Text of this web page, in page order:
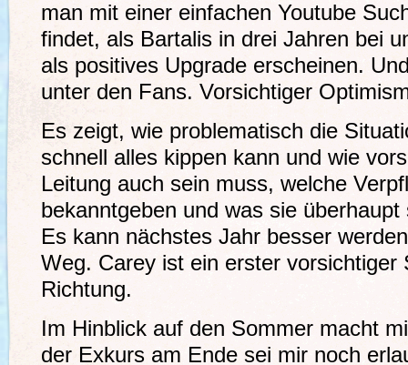
man mit einer einfachen Youtube
findet, als Bartalis in drei Jahren bei
als positives Upgrade erscheinen.
unter den Fans. Vorsichtiger
Es zeigt, wie problematisch die
schnell alles kippen kann und wie
Leitung auch sein muss, welche
bekanntgeben und was sie
Es kann nächstes Jahr besser
Weg. Carey ist ein erster vorsichtiger
Richtung.
Im Hinblick auf den Sommer macht
der Exkurs am Ende sei mir noch